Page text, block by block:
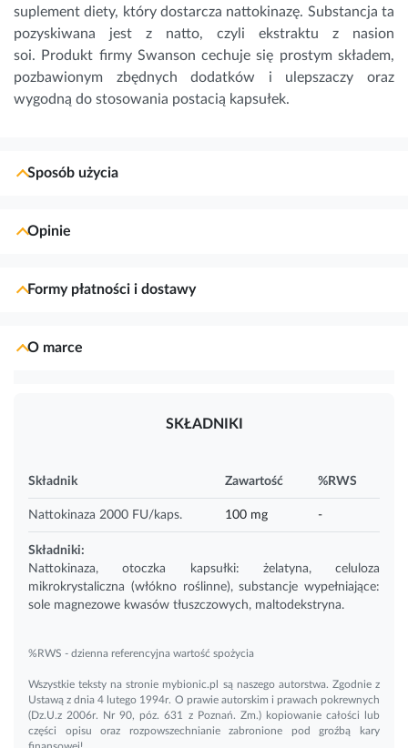
suplement diety, który dostarcza nattokinazę. Substancja ta
pozyskiwana jest z natto, czyli ekstraktu z nasion
soi. Produkt firmy Swanson cechuje się prostym składem,
pozbawionym zbędnych dodatków i ulepszaczy oraz
wygodną do stosowania postacią kapsułek.
Sposób użycia
Opinie
Formy płatności i dostawy
O marce
SKŁADNIKI
Składnik Zawartość %RWS
Nattokinaza 2000 FU/kaps. 100 mg -
Składniki:
Nattokinaza, otoczka kapsułki: żelatyna, celuloza
mikrokrystaliczna (włókno roślinne), substancje wypełniające:
sole magnezowe kwasów tłuszczowych, maltodekstryna.
%RWS - dzienna referencyjna wartość spożycia
Wszystkie teksty na stronie mybionic.pl są naszego autorstwa. Zgodnie z
Ustawą z dnia 4 lutego 1994r. O prawie autorskim i prawach pokrewnych
(Dz.U.z 2006r. Nr 90, póz. 631 z Poznań. Zm.) kopiowanie całości lub
części opisu oraz rozpowszechnianie zabronione pod groźbą kary